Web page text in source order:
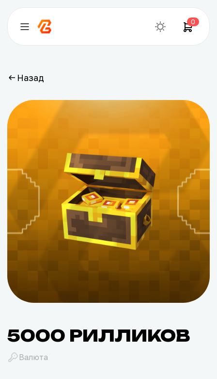
0
Назад
5000 РИЛЛИКОВ
Валюта